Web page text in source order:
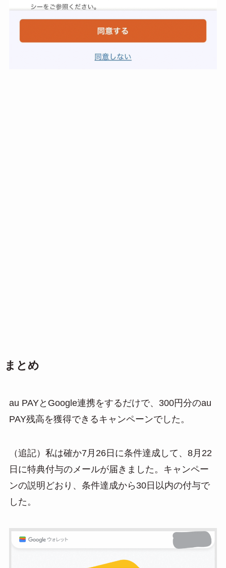
まとめ
au PAYとGoogle連携をするだけで、300円分のau
PAY残高を獲得できるキャンペーンでした。
（追記）私は確か7月26日に条件達成して、8月22
日に特典付与のメールが届きました。キャンペー
ンの説明どおり、条件達成から30日以内の付与で
した。